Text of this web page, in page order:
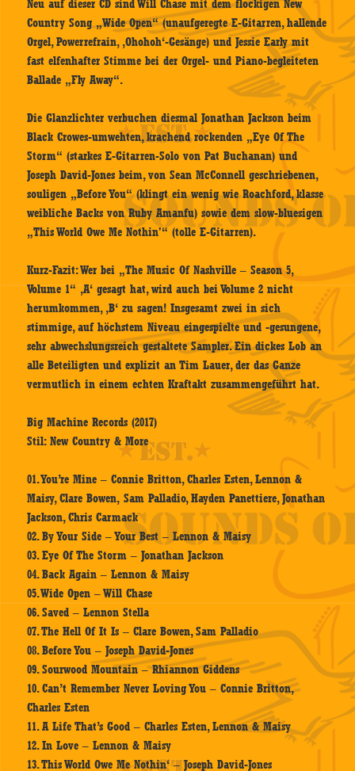
Neu auf dieser CD sind Will Chase mit dem flockigen New
Country Song „Wide Open“ (unaufgeregte E-Gitarren, hallende
Orgel, Powerrefrain, ‚Ohohoh‘-Gesänge) und Jessie Early mit
fast elfenhafter Stimme bei der Orgel- und Piano-begleiteten
Ballade „Fly Away“.
Die Glanzlichter verbuchen diesmal Jonathan Jackson beim
Black Crowes-umwehten, krachend rockenden „Eye Of The
Storm“ (starkes E-Gitarren-Solo von Pat Buchanan) und
Joseph David-Jones beim, von Sean McConnell geschriebenen,
souligen „Before You“ (klingt ein wenig wie Roachford, klasse
weibliche Backs von Ruby Amanfu) sowie dem slow-bluesigen
„This World Owe Me Nothin'“ (tolle E-Gitarren).
Kurz-Fazit: Wer bei „The Music Of Nashville – Season 5,
Volume 1“ ‚A‘ gesagt hat, wird auch bei Volume 2 nicht
herumkommen, ‚B‘ zu sagen! Insgesamt zwei in sich
stimmige, auf höchstem Niveau eingespielte und -gesungene,
sehr abwechslungsreich gestaltete Sampler. Ein dickes Lob an
alle Beteiligten und explizit an Tim Lauer, der das Ganze
vermutlich in einem echten Kraftakt zusammengeführt hat.
Big Machine Records (2017)
Stil: New Country & More
01. You’re Mine – Connie Britton, Charles Esten, Lennon &
Maisy, Clare Bowen, Sam Palladio, Hayden Panettiere, Jonathan
Jackson, Chris Carmack
02. By Your Side – Your Best – Lennon & Maisy
03. Eye Of The Storm – Jonathan Jackson
04. Back Again – Lennon & Maisy
05. Wide Open – Will Chase
06. Saved – Lennon Stella
07. The Hell Of It Is – Clare Bowen, Sam Palladio
08. Before You – Joseph David-Jones
09. Sourwood Mountain – Rhiannon Giddens
10. Can’t Remember Never Loving You – Connie Britton,
Charles Esten
11. A Life That’s Good – Charles Esten, Lennon & Maisy
12. In Love – Lennon & Maisy
13. This World Owe Me Nothin‘ – Joseph David-Jones